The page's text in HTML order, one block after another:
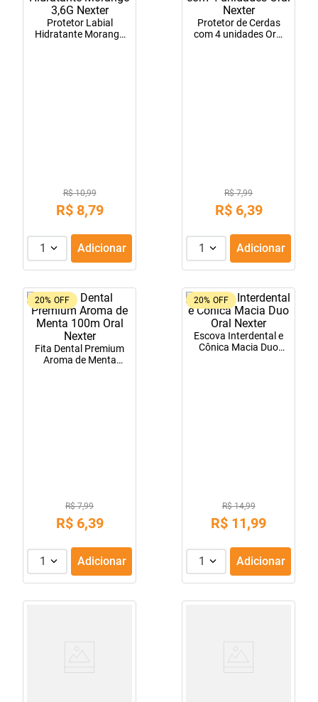
Protetor Labial
Hidratante Morango
R$ 10,99
R$ 8,79
1 Adicionar
Protetor de Cerdas
com 4 unidades Oral
R$ 7,99
R$ 6,39
1 Adicionar
20% OFF
Fita Dental Premium
Aroma de Menta
R$ 7,99
R$ 6,39
1 Adicionar
20% OFF
Escova Interdental e
Cônica Macia Duo
R$ 14,99
R$ 11,99
1 Adicionar
tadalafila